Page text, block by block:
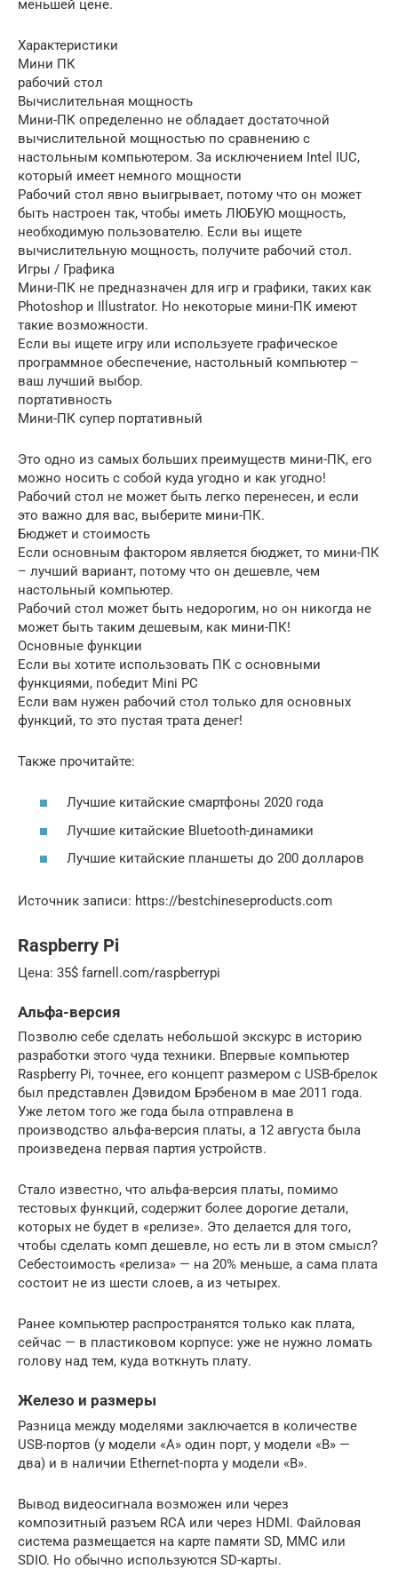
меньшей цене.
Характеристики
Мини ПК
рабочий стол
Вычислительная мощность
Мини-ПК определенно не обладает достаточной
вычислительной мощностью по сравнению с
настольным компьютером. За исключением Intel IUC,
который имеет немного мощности
Рабочий стол явно выигрывает, потому что он может
быть настроен так, чтобы иметь ЛЮБУЮ мощность,
необходимую пользователю. Если вы ищете
вычислительную мощность, получите рабочий стол.
Игры / Графика
Мини-ПК не предназначен для игр и графики, таких как
Photoshop и Illustrator. Но некоторые мини-ПК имеют
такие возможности.
Если вы ищете игру или используете графическое
программное обеспечение, настольный компьютер –
ваш лучший выбор.
портативность
Мини-ПК супер портативный
Это одно из самых больших преимуществ мини-ПК, его
можно носить с собой куда угодно и как угодно!
Рабочий стол не может быть легко перенесен, и если
это важно для вас, выберите мини-ПК.
Бюджет и стоимость
Если основным фактором является бюджет, то мини-ПК
– лучший вариант, потому что он дешевле, чем
настольный компьютер.
Рабочий стол может быть недорогим, но он никогда не
может быть таким дешевым, как мини-ПК!
Основные функции
Если вы хотите использовать ПК с основными
функциями, победит Mini PC
Если вам нужен рабочий стол только для основных
функций, то это пустая трата денег!
Также прочитайте:
Лучшие китайские смартфоны 2020 года
Лучшие китайские Bluetooth-динамики
Лучшие китайские планшеты до 200 долларов
Источник записи: https://bestchineseproducts.com
Raspberry Pi
Цена: 35$ farnell.com/raspberrypi
Альфа-версия
Позволю себе сделать небольшой экскурс в историю
разработки этого чуда техники. Впервые компьютер
Raspberry Pi, точнее, его концепт размером с USB-брелок
был представлен Дэвидом Брэбеном в мае 2011 года.
Уже летом того же года была отправлена в
производство альфа-версия платы, а 12 августа была
произведена первая партия устройств.
Стало известно, что альфа-версия платы, помимо
тестовых функций, содержит более дорогие детали,
которых не будет в «релизе». Это делается для того,
чтобы сделать комп дешевле, но есть ли в этом смысл?
Себестоимость «релиза» — на 20% меньше, а сама плата
состоит не из шести слоев, а из четырех.
Ранее компьютер распространятся только как плата,
сейчас — в пластиковом корпусе: уже не нужно ломать
голову над тем, куда воткнуть плату.
Железо и размеры
Разница между моделями заключается в количестве
USB-портов (у модели «А» один порт, у модели «B» —
два) и в наличии Ethernet-порта у модели «B».
Вывод видеосигнала возможен или через
композитный разъем RCA или через HDMI. Файловая
система размещается на карте памяти SD, MMC или
SDIO. Но обычно используются SD-карты.